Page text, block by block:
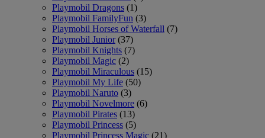
Playmobil Dragons (1)
Playmobil FamilyFun (3)
Playmobil Horses of Waterfall (7)
Playmobil Junior (37)
Playmobil Knights (7)
Playmobil Magic (2)
Playmobil Miraculous (15)
Playmobil My Life (50)
Playmobil Naruto (3)
Playmobil Novelmore (6)
Playmobil Pirates (13)
Playmobil Princess (5)
Playmobil Princess Magic (21)